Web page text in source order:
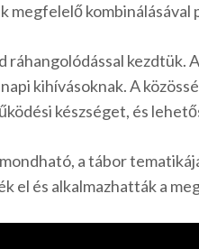
ráhangolódással
kihívásoknak. A
készséget, és
a tábor
el és alkalmazhatták a